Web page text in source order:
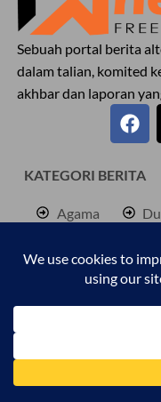
Sebuah portal berita
dalam talian, komited
akhbar dan laporan
KATEGORI BERITA
Agama
Berita
Bisnes
Copyright